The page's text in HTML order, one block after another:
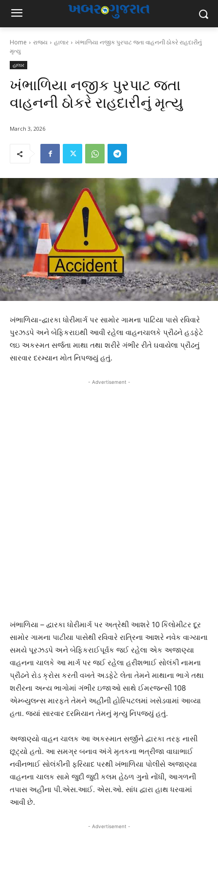
Home રાજ્ય હાલાર
ખંભાળિયા નજીક પુરપાટ જતા વાહનની ઠોકરે રાહદારીનું
મૃત્યુ
હાલાર
ખંભાળિયા નજીક પુરપાટ જતા
વાહનની ઠોકરે રાહદારીનું મૃત્યુ
March 3, 2026
ખંભાળિયા-દ્વારકા ધોરીમાર્ગ પર સામોર ગામના પાટિયા પાસે રવિવારે
પુરઝડપે અને બેફિકરાઇથી આવી રહેલા વાહનચાલકે પ્રૌઢને હડફેટે
લઇ અકસ્મત સર્જતા માથા તથા શરીરે ગંભીર રીતે ઘવાયેલા પ્રૌઢનું
સારવાર દરમ્યાન મોત નિપજયું હતું.
- Advertisement -
ખંભાળિયા – દ્વારકા ધોરીમાર્ગ પર અત્રેથી આશરે 10 કિલોમીટર દૂર
સામોર ગામના પાટીયા પાસેથી રવિવારે રાત્રિના આશરે નવેક વાગ્યાના
સમયે પૂરઝડપે અને બેફિકરાઈપૂર્વક જઈ રહેલા એક અજાણ્યા
વાહનના ચાલકે આ માર્ગ પર જઈ રહેલા હરીશભાઈ સોલંકી નામના
પ્રૌઢને રોડ ક્રોસ કરતી વખતે અડફેટે લેતા તેમને માથાના ભાગે તથા
શરીરના અન્ય ભાગોમાં ગંભીર ઇજાઓ સાથે ઈમરજન્સી 108
એમ્બ્યુલન્સ મારફતે તેમને અહીંની હોસ્પિટલમાં ખસેડવામાં આવ્યા
હતા. જ્યાં સારવાર દરમિયાન તેમનું મૃત્યુ નિપજ્યું હતું.
અજાણ્યો વાહન ચાલક આ અકસ્માત સર્જીને દ્વારકા તરફ નાસી
છૂટ્યો હતો. આ સમગ્ર બનાવ અંગે મૃતકના ભત્રીજા વાઘાભાઈ
નવીનભાઈ સોલંકીની ફરિયાદ પરથી ખંભાળિયા પોલીસે અજાણ્યા
વાહનના ચાલક સામે જુદી જુદી કલમ હેઠળ ગુનો નોંધી, આગળની
તપાસ અહીંના પી.એસ.આઈ. એસ.ઓ. સાંધ દ્વારા હાથ ધરવામાં
આવી છે.
- Advertisement -